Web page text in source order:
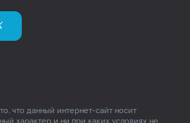
что данный интернет-сайт носит
характер и ни при каких условиях не